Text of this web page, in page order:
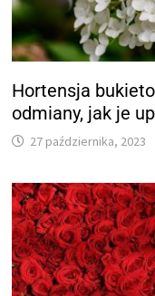
Hortensja
odmiany, jak je
27 października, 2023